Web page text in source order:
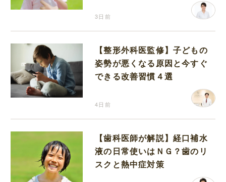
3日前
【整形外科医監修】子どもの
姿勢が悪くなる原因と今すぐ
できる改善習慣４選
4日前
【歯科医師が解説】経口補水
液の日常使いはＮＧ？歯のリ
スクと熱中症対策